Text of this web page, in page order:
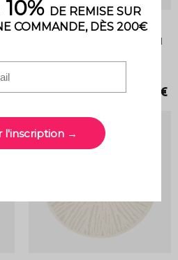
€
Walter
Tapis intérieur bouclette caramel
79,99 € 59,99 €
BON PLAN-15%